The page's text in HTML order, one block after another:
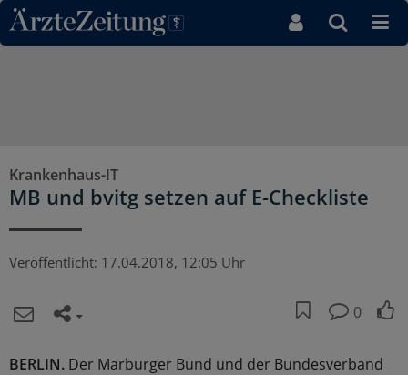
Direkt zum Inhaltsbereich
Krankenhaus-IT
MB und bvitg setzen auf E-Checkliste
Veröffentlicht: 17.04.2018, 12:05 Uhr
0
BERLIN. Der Marburger Bund und der Bundesverband